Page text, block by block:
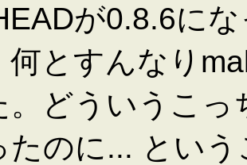
が0.8.6に
何とすんなり
。どういうこ
たのに... とい